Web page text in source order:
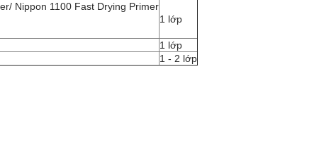
Nippon 1100 Fast Drying Primer
1 lớp
1 lớp
1 - 2 lớp